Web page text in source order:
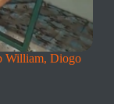
William, Diogo